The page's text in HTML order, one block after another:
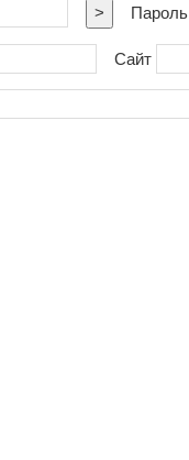
> Пароль
Сайт